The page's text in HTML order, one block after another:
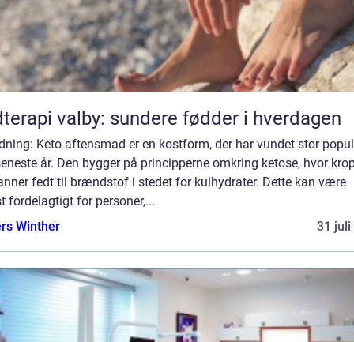
valby: sundere fødder i hverdagen
Keto aftensmad er en kostform, der har vundet stor
år. Den bygger på principperne omkring ketose, hvor
fedt til brændstof i stedet for kulhydrater. Dette kan være
fordelagtigt for personer,...
Winther
31 juli